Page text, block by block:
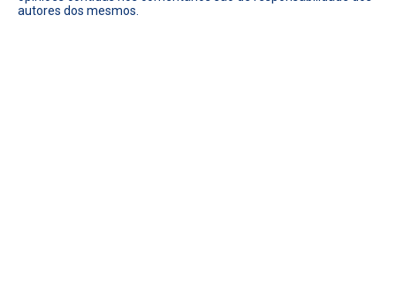
autores dos mesmos.